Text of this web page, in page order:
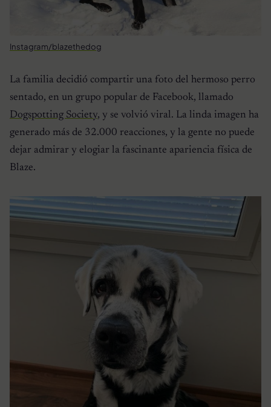
Instagram/blazethedog
La familia decidió compartir una foto del hermoso perro
sentado, en un grupo popular de Facebook, llamado
Dogspotting Society, y se volvió viral. La linda imagen ha
generado más de 32.000 reacciones, y la gente no puede
dejar admirar y elogiar la fascinante apariencia física de
Blaze.